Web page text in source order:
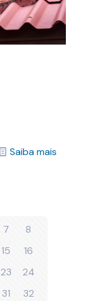
Saiba mais
7
8
15
16
23
24
31
32